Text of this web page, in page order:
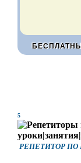
5
РЕПЕТИТОР